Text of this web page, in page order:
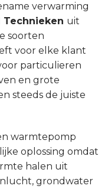
verwarming
Technieken uit
soorten
voor elke klant
particulieren
en grote
steeds de juiste
warmtepomp
oplossing omdat
halen uit
grondwater